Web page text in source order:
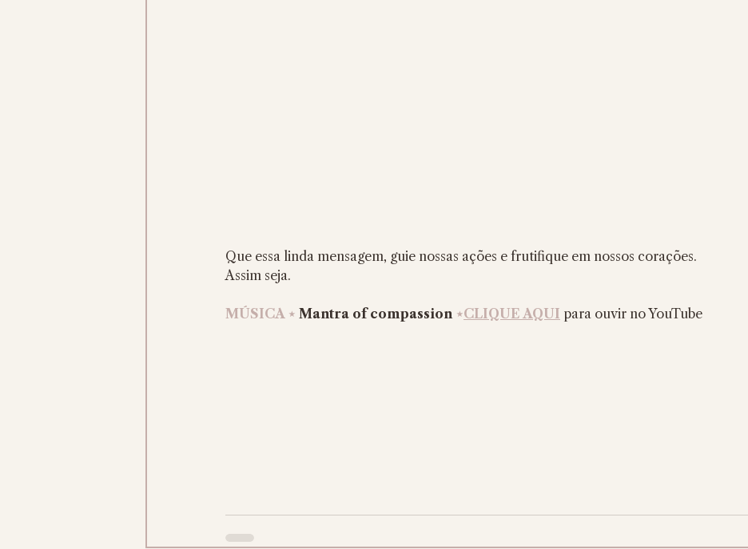
Que essa linda mensagem, guie nossas ações e frutifique em nossos corações.
Assim seja.
MÚSICA ⋆ Mantra of compassion ⋆CLIQUE AQUI para ouvir no YouTube